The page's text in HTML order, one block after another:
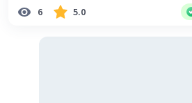
6 5.0